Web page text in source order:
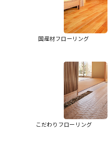
国産材フローリング
こだわりフローリング